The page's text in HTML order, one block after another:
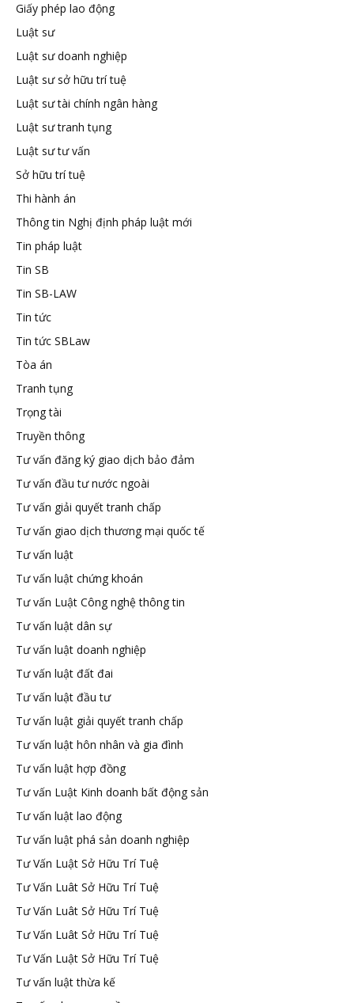
Giấy phép lao động
Luật sư
Luật sư doanh nghiệp
Luật sư sở hữu trí tuệ
Luật sư tài chính ngân hàng
Luật sư tranh tụng
Luật sư tư vấn
Sở hữu trí tuệ
Thi hành án
Thông tin Nghị định pháp luật mới
Tin pháp luật
Tin SB
Tin SB-LAW
Tin tức
Tin tức SBLaw
Tòa án
Tranh tụng
Trọng tài
Truyền thông
Tư vấn đăng ký giao dịch bảo đảm
Tư vấn đầu tư nước ngoài
Tư vấn giải quyết tranh chấp
Tư vấn giao dịch thương mại quốc tế
Tư vấn luật
Tư vấn luật chứng khoán
Tư vấn Luật Công nghệ thông tin
Tư vấn luật dân sự
Tư vấn luật doanh nghiệp
Tư vấn luật đất đai
Tư vấn luật đầu tư
Tư vấn luật giải quyết tranh chấp
Tư vấn luật hôn nhân và gia đình
Tư vấn luật hợp đồng
Tư vấn Luật Kinh doanh bất động sản
Tư vấn luật lao động
Tư vấn luật phá sản doanh nghiệp
Tư Vấn Luật Sở Hữu Trí Tuệ
Tư Vấn Luât Sở Hữu Trí Tuệ
Tư Vấn Luât Sở Hữu Trí Tuệ
Tư Vấn Luât Sở Hữu Trí Tuệ
Tư Vấn Luật Sở Hữu Trí Tuệ
Tư vấn luật thừa kế